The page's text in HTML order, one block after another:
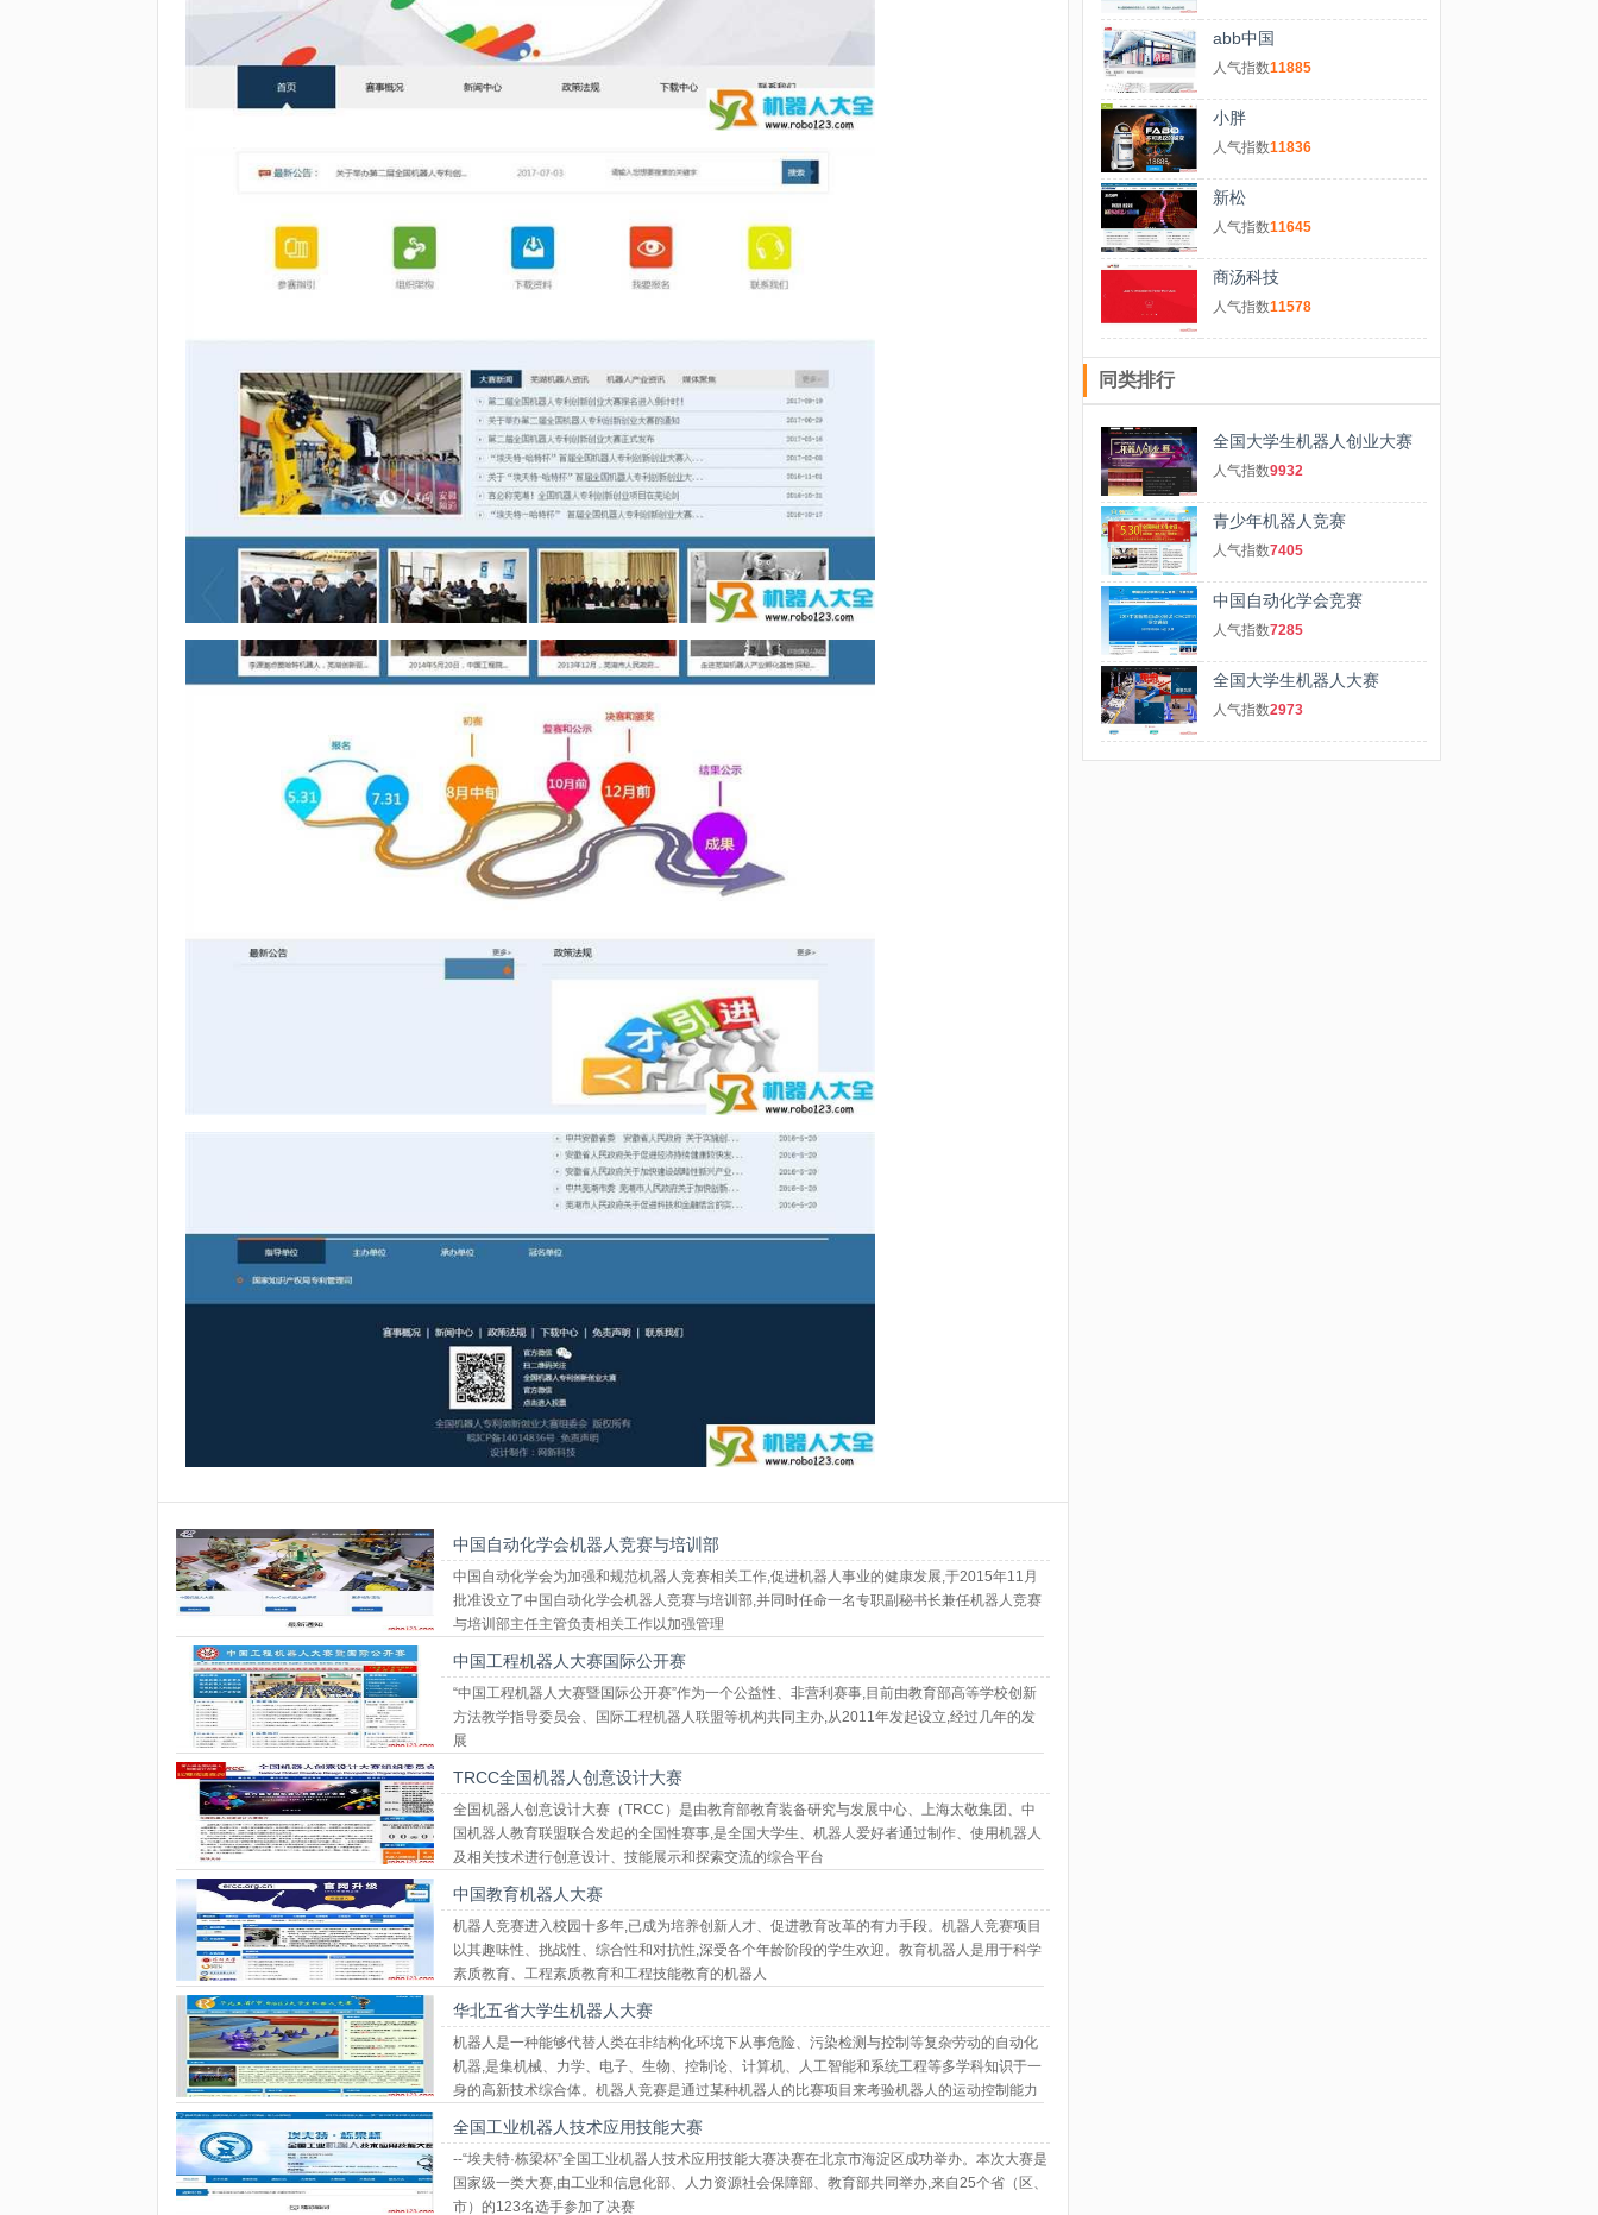
中国自动化学会机器人竞赛与培训部
中国自动化学会为加强和规范机器人竞赛相关工作,促进机器人事业的健康发展,于2015年11月
批准设立了中国自动化学会机器人竞赛与培训部,并同时任命一名专职副秘书长兼任机器人竞赛
与培训部主任主管负责相关工作以加强管理
中国工程机器人大赛国际公开赛
“中国工程机器人大赛暨国际公开赛”作为一个公益性、非营利赛事,目前由教育部高等学校创新
方法教学指导委员会、国际工程机器人联盟等机构共同主办,从2011年发起设立,经过几年的发
展
TRCC全国机器人创意设计大赛
全国机器人创意设计大赛（TRCC）是由教育部教育装备研究与发展中心、上海太敬集团、中
国机器人教育联盟联合发起的全国性赛事,是全国大学生、机器人爱好者通过制作、使用机器人
及相关技术进行创意设计、技能展示和探索交流的综合平台
中国教育机器人大赛
机器人竞赛进入校园十多年,已成为培养创新人才、促进教育改革的有力手段。机器人竞赛项目
以其趣味性、挑战性、综合性和对抗性,深受各个年龄阶段的学生欢迎。教育机器人是用于科学
素质教育、工程素质教育和工程技能教育的机器人
华北五省大学生机器人大赛
机器人是一种能够代替人类在非结构化环境下从事危险、污染检测与控制等复杂劳动的自动化
机器,是集机械、力学、电子、生物、控制论、计算机、人工智能和系统工程等多学科知识于一
身的高新技术综合体。机器人竞赛是通过某种机器人的比赛项目来考验机器人的运动控制能力
全国工业机器人技术应用技能大赛
--“埃夫特·栋梁杯”全国工业机器人技术应用技能大赛决赛在北京市海淀区成功举办。本次大赛是
国家级一类大赛,由工业和信息化部、人力资源社会保障部、教育部共同举办,来自25个省（区、
市）的123名选手参加了决赛
abb中国
人气指数11885
小胖
人气指数11836
新松
人气指数11645
商汤科技
人气指数11578
同类排行
全国大学生机器人创业大赛
人气指数9932
青少年机器人竞赛
人气指数7405
中国自动化学会竞赛
人气指数7285
全国大学生机器人大赛
人气指数2973